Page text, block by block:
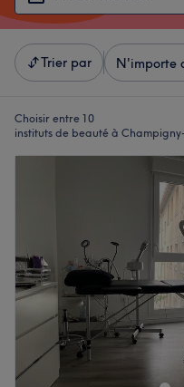
Trier par N'importe
Choisir entre 10
instituts de beauté à